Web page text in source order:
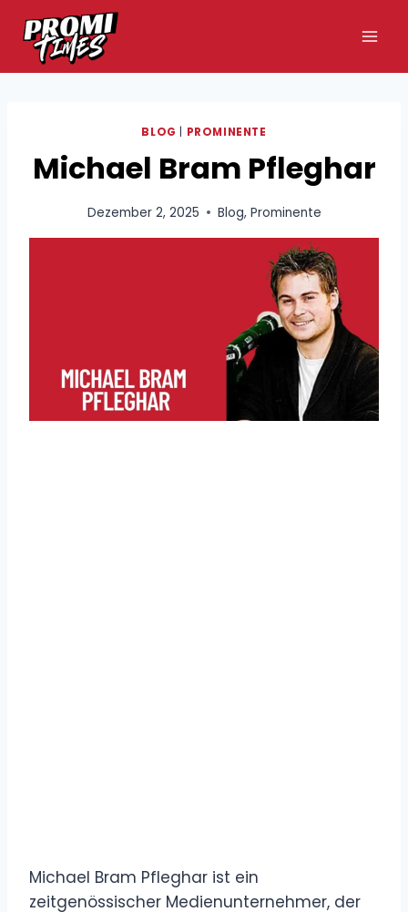
Inhalt
springen
BLOG PROMINENTE
Michael Bram Pfleghar
Dezember 2, 2025 Blog, Prominente
Michael Bram Pfleghar ist ein
zeitgenössischer Medienunternehmer, der